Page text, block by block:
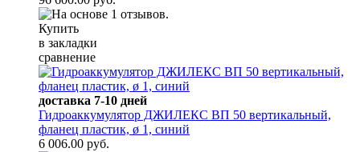
Купить
в закладки
сравнение
доставка 7-10 дней
Гидроаккумулятор ДЖИЛЕКС ВП 50 вертикальный,
фланец пластик, ø 1, синий
6 006.00 руб.